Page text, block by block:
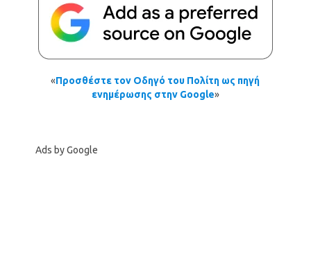
«Προσθέστε τον Οδηγό του Πολίτη ως πηγή
ενημέρωσης στην Google»
Ads by Google